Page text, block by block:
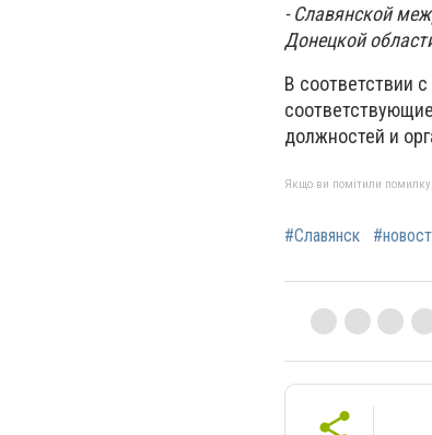
- Славянской
Донецкой
В соответствии
должностей и
Якщо ви помітили помилку,
#Славянск